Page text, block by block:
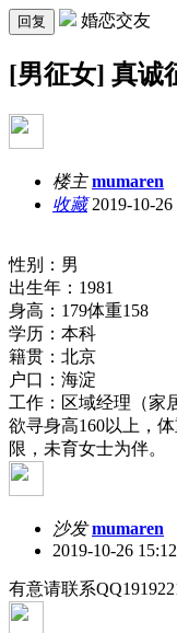
回复 婚恋交友
[男征女] 真诚
楼主 mumaren
收藏2019-10-26
性别：男
出生年：1981
身高：179体重158
学历：本科
籍贯：北京
户口：海淀
工作：区域经理（家
欲寻身高160以上，
限，未育女士为伴。
沙发 mumaren
2019-10-26
有意请联系